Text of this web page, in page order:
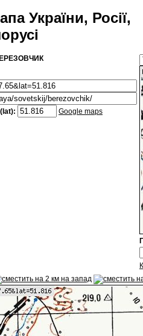
України, Росії,
Google maps